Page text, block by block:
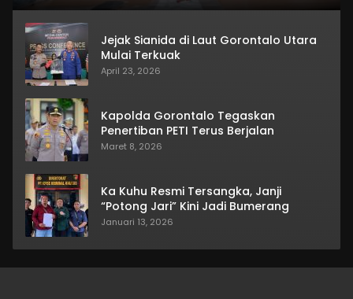
Jejak Sianida di Laut Gorontalo Utara
Mulai Terkuak
April 23, 2026
Kapolda Gorontalo Tegaskan
Penertiban PETI Terus Berjalan
Maret 8, 2026
Ka Kuhu Resmi Tersangka, Janji
“Potong Jari” Kini Jadi Bumerang
Januari 13, 2026